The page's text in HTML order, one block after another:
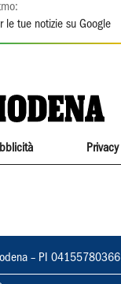
le tue notizie su Google
Privacy
– PI 04155780366